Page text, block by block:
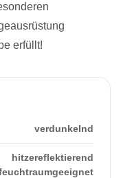
erfüllt!
verdunkelnd
hitzereflektierend